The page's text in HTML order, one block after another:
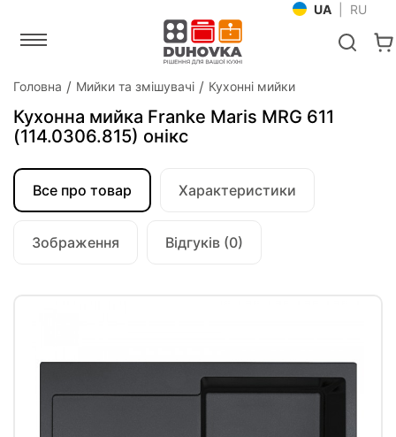
UA RU
Головна Мийки та змішувачі Кухонні мийки
Кухонна мийка Franke Maris MRG 611
(114.0306.815) онікс
Все про товар Характеристики
Зображення Відгуків (0)